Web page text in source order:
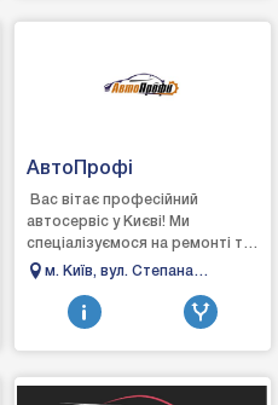
АвтоПрофі
Вас вітає професійний
автосервіс у Києві! Ми
спеціалізуємося на ремонті та
обслуговуванні особистих і
компанія ор...
м. Київ, вул. Степана
Бандери, 16А